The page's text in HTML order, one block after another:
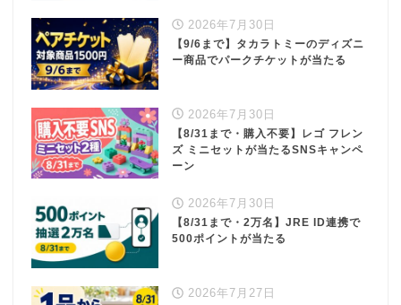
2026年7月30日
【9/6まで】タカラトミーのディズニ
ー商品でパークチケットが当たる
2026年7月30日
【8/31まで・購入不要】レゴ フレン
ズ ミニセットが当たるSNSキャンペ
ーン
2026年7月30日
【8/31まで・2万名】JRE ID連携で
500ポイントが当たる
2026年7月27日